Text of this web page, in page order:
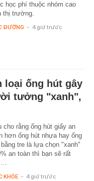
học phí thuộc nhóm cao
thị trường.
ĐƯỜNG - 4 giờ trước
loại ống hút gây
tưởng "xanh",
cho rằng ống hút giấy an
hơn ống hút nhựa hay ống
bằng tre là lựa chọn "xanh"
an toàn thì bạn sẽ rất
KHỎE - 4 giờ trước